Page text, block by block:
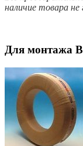
наличие товара
Для монтажа